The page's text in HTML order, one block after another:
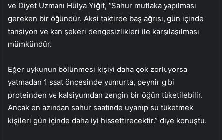
ve Diyet Uzmanı Hülya Yiğit, “Sahur mutlaka yapılması
gereken bir öğündür. Aksi taktirde baş ağrısı, gün içinde
tansiyon ve kan şekeri dengesizlikleri ile karşılaşılması
mümkündür.
Eğer uykunun bölünmesi kişiyi daha çok zorluyorsa
yatmadan 1 saat öncesinde yumurta, peynir gibi
proteinden ve kalsiyumdan zengin bir öğün tüketilebilir.
Ancak en azından sahur saatinde uyanıp su tüketmek
kişileri gün içinde daha iyi hissettirecektir.” diye konuştu.